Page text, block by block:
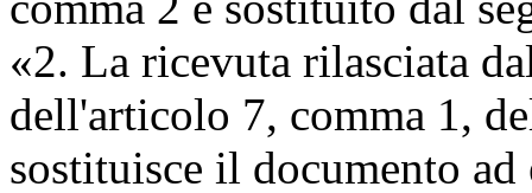
«2. La ricevuta rilasciata
dell'articolo 7, comma 1,
sostituisce il documento ad